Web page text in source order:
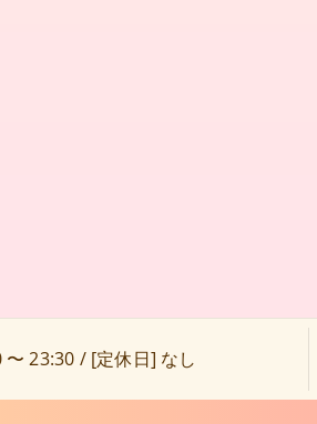
23:30 / [定休日] なし